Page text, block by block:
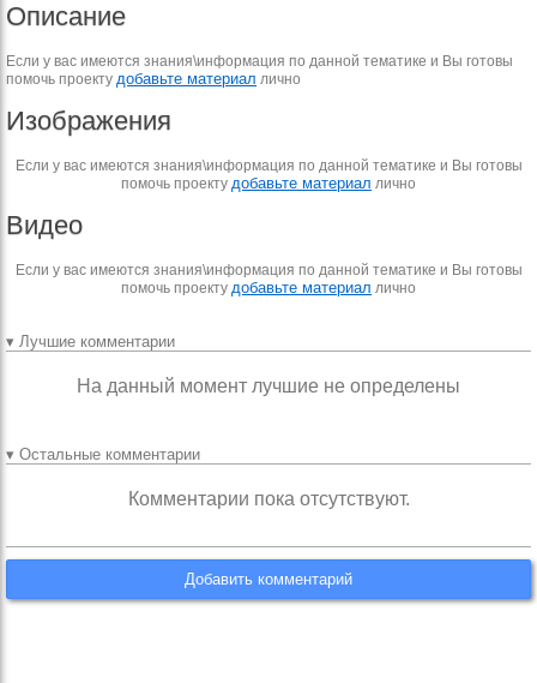
Описание
Если у вас имеются знания\информация по данной тематике и Вы готовы
помочь проекту добавьте материал лично
Изображения
Если у вас имеются знания\информация по данной тематике и Вы готовы
помочь проекту добавьте материал лично
Видео
Если у вас имеются знания\информация по данной тематике и Вы готовы
помочь проекту добавьте материал лично
▾ Лучшие комментарии
На данный момент лучшие не определены
▾ Остальные комментарии
Комментарии пока отсутствуют.
Добавить комментарий